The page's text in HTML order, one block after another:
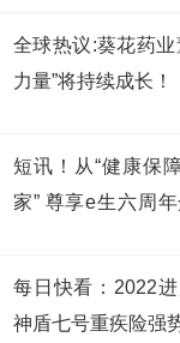
全球热议:葵花药
力量”将持续成长！
短讯！从“健康保
家” 尊享e生六周
每日快看：2022
神盾七号重疾险强